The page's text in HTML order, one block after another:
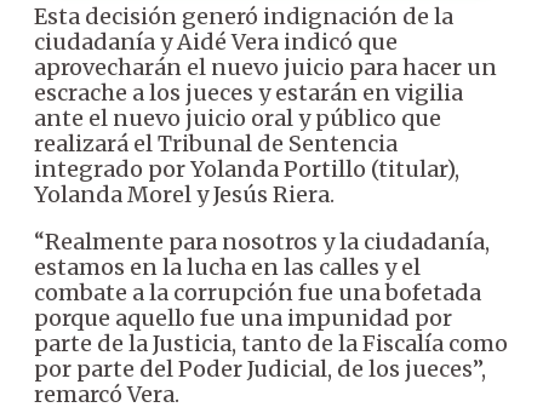
Esta decisión generó indignación de la
ciudadanía y Aidé Vera indicó que
aprovecharán el nuevo juicio para hacer un
escrache a los jueces y estarán en vigilia
ante el nuevo juicio oral y público que
realizará el Tribunal de Sentencia
integrado por Yolanda Portillo (titular),
Yolanda Morel y Jesús Riera.
“Realmente para nosotros y la ciudadanía,
estamos en la lucha en las calles y el
combate a la corrupción fue una bofetada
porque aquello fue una impunidad por
parte de la Justicia, tanto de la Fiscalía como
por parte del Poder Judicial, de los jueces”,
remarcó Vera.